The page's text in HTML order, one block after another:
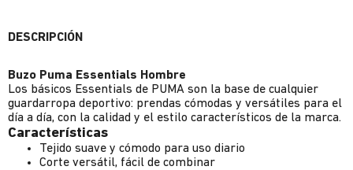
DESCRIPCIÓN
Buzo Puma Essentials Hombre
Los básicos Essentials de PUMA son la base de cualquier
guardarropa deportivo: prendas cómodas y versátiles para el
día a día, con la calidad y el estilo característicos de la marca.
Características
Tejido suave y cómodo para uso diario
Corte versátil, fácil de combinar